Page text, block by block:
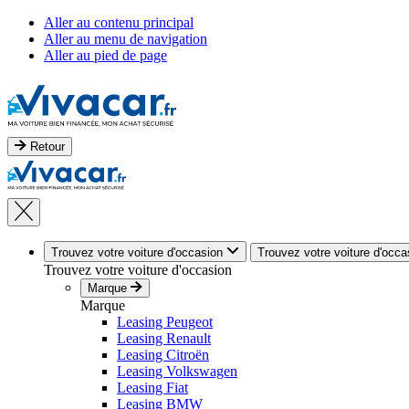
Aller au contenu principal
Aller au menu de navigation
Aller au pied de page
Retour
Trouvez votre voiture d'occasion Trouvez votre voiture
Trouvez votre voiture d'occasion
Marque
Marque
Leasing Peugeot
Leasing Renault
Leasing Citroën
Leasing Volkswagen
Leasing Fiat
Leasing BMW